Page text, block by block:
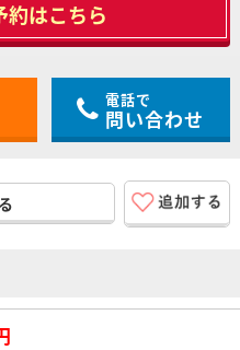
約はこちら
電話で
問い合わせ